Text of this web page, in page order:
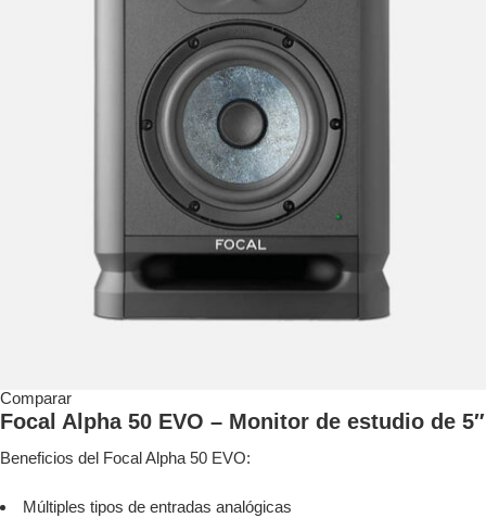
Comparar
Focal Alpha 50 EVO – Monitor de estudio de 5″
Beneficios del Focal Alpha 50 EVO:
Múltiples tipos de entradas analógicas